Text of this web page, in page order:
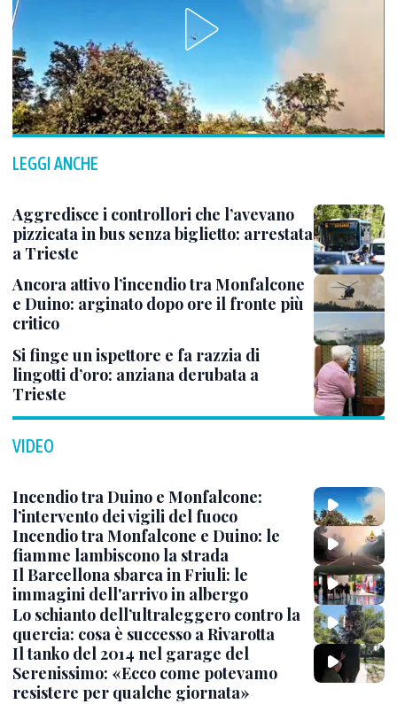
LEGGI ANCHE
Aggredisce i controllori che l’avevano
pizzicata in bus senza biglietto: arrestata
a Trieste
Ancora attivo l’incendio tra Monfalcone
e Duino: arginato dopo ore il fronte più
critico
Si finge un ispettore e fa razzia di
lingotti d’oro: anziana derubata a
Trieste
VIDEO
Incendio tra Duino e Monfalcone:
l’intervento dei vigili del fuoco
Incendio tra Monfalcone e Duino: le
fiamme lambiscono la strada
Il Barcellona sbarca in Friuli: le
immagini dell'arrivo in albergo
Lo schianto dell’ultraleggero contro la
quercia: cosa è successo a Rivarotta
Il tanko del 2014 nel garage del
Serenissimo: «Ecco come potevamo
resistere per qualche giornata»